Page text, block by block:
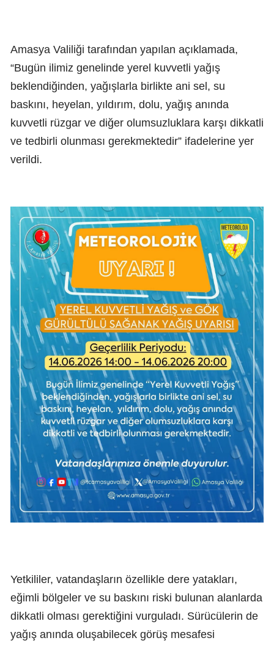
Amasya Valiliği tarafından yapılan açıklamada,
“Bugün ilimiz genelinde yerel kuvvetli yağış
beklendiğinden, yağışlarla birlikte ani sel, su
baskını, heyelan, yıldırım, dolu, yağış anında
kuvvetli rüzgar ve diğer olumsuzluklara karşı dikkatli
ve tedbirli olunması gerekmektedir” ifadelerine yer
verildi.
Yetkililer, vatandaşların özellikle dere yatakları,
eğimli bölgeler ve su baskını riski bulunan alanlarda
dikkatli olması gerektiğini vurguladı. Sürücülerin de
yağış anında oluşabilecek görüş mesafesi